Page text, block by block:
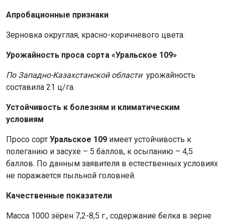
Апробационные признаки
Зерновка округлая, красно-коричневого цвета.
Урожайность проса сорта «Уральское 109»
По Западно-Казахстанской областиурожайность
составила 21 ц/га.
Устойчивость к болезням и климатическим
условиям
Просо сорт Уральское 109 имеет устойчивость к
полеганию и засухе – 5 баллов, к осыпанию – 4,5
баллов. По данным заявителя в естественных условиях
не поражается пыльной головней.
Качественные показатели
Масса 1000 зёрен 7,2-8,5 г., содержание белка в зерне